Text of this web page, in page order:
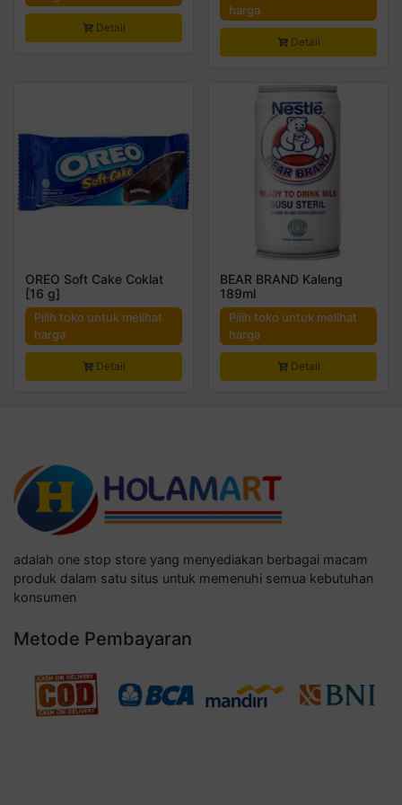
Detail
harga
Detail
OREO Soft Cake Coklat
[16 g]
Pilih toko untuk melihat
harga
Detail
BEAR BRAND Kaleng
189ml
Pilih toko untuk melihat
harga
Detail
adalah one stop store yang menyediakan berbagai macam
produk dalam satu situs untuk memenuhi semua kebutuhan
konsumen
Metode Pembayaran